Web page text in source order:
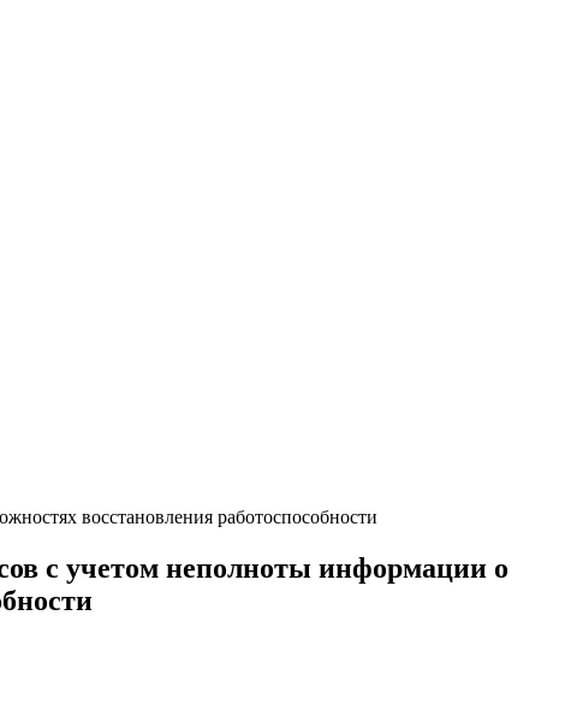
восстановления работоспособности
с учетом неполноты информации о